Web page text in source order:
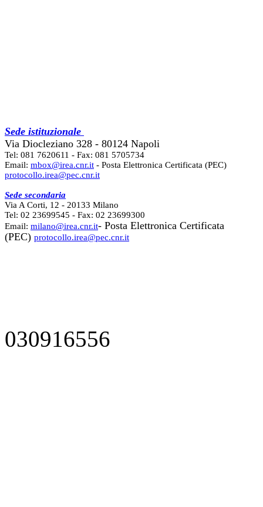
Sede istituzionale
Via Diocleziano 328 - 80124 Napoli
Tel: 081 7620611 - Fax: 081 5705734
Email: mbox@irea.cnr.it - Posta Elettronica Certificata (PEC)
protocollo.irea@pec.cnr.it
Sede secondaria
Via A Corti, 12 - 20133 Milano
Tel: 02 23699545 - Fax: 02 23699300
Email: milano@irea.cnr.it- Posta Elettronica Certificata
(PEC) protocollo.irea@pec.cnr.it
030916556